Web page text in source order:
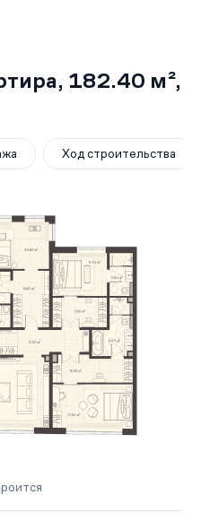
182.40 м²,
Ход строительства